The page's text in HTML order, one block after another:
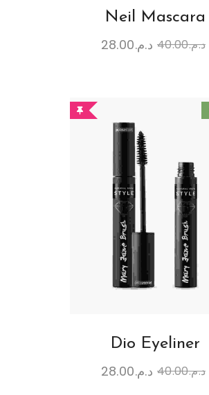
Neil Mascara
د.م.28.00 د.م.40.00
Dio Eyeliner
د.م.28.00 د.م.40.00